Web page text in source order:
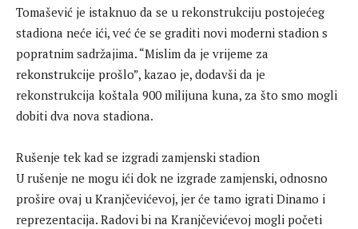
Tomašević je istaknuo da se u rekonstrukciju postojećeg
stadiona neće ići, već će se graditi novi moderni stadion s
popratnim sadržajima. “Mislim da je vrijeme za
rekonstrukcije prošlo”, kazao je, dodavši da je
rekonstrukcija koštala 900 milijuna kuna, za što smo mogli
dobiti dva nova stadiona.
Rušenje tek kad se izgradi zamjenski stadion
U rušenje ne mogu ići dok ne izgrade zamjenski, odnosno
prošire ovaj u Kranjčevićevoj, jer će tamo igrati Dinamo i
reprezentacija. Radovi bi na Kranjčevićevoj mogli početi